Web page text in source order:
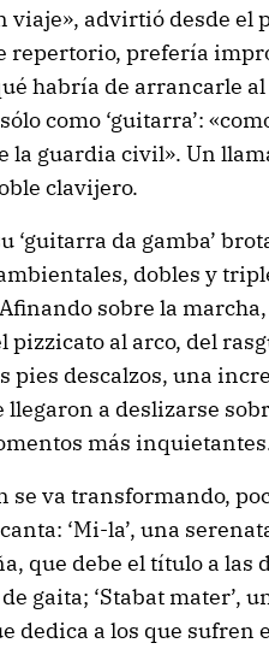
viaje», advirtió desde el
repertorio, prefería
habría de arrancarle
como ‘guitarra’:
la guardia civil». Un
clavijero.
‘guitarra da gamba’
dobles y
sobre la
al arco, del
pies descalzos, una
a deslizarse
más
va transformando,
‘Mi-la’, una
que debe el título a las
gaita; ‘Stabat mater’,
dedica a los que sufren